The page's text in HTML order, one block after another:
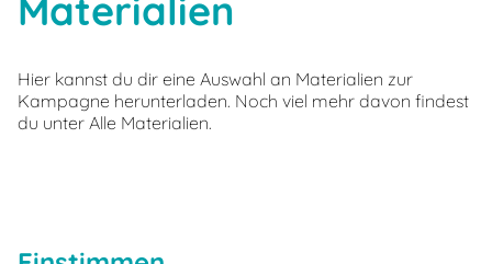
Materialien
Hier kannst du dir eine Auswahl an Materialien zur
Kampagne herunterladen. Noch viel mehr davon findest
du unter Alle Materialien.